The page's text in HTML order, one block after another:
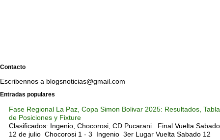
Contacto
Escribennos a blogsnoticias@gmail.com
Entradas populares
Fase Regional La Paz, Copa Simon Bolivar 2025: Resultados, Tabla
de Posiciones y Fixture
Clasificados: Ingenio, Chocorosi, CD Pucarani Final Vuelta Sabado
12 de julio Chocorosi 1 - 3 Ingenio 3er Lugar Vuelta Sabado 12